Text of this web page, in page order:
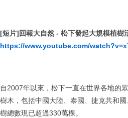
[短片]回報大自然 - 松下發起大規模植樹
https://www.youtube.com/
自2007年以來，松下一直在世界各地的
樹木，包括中國大陸、泰國、捷克共和
樹總數現已超過330萬棵。